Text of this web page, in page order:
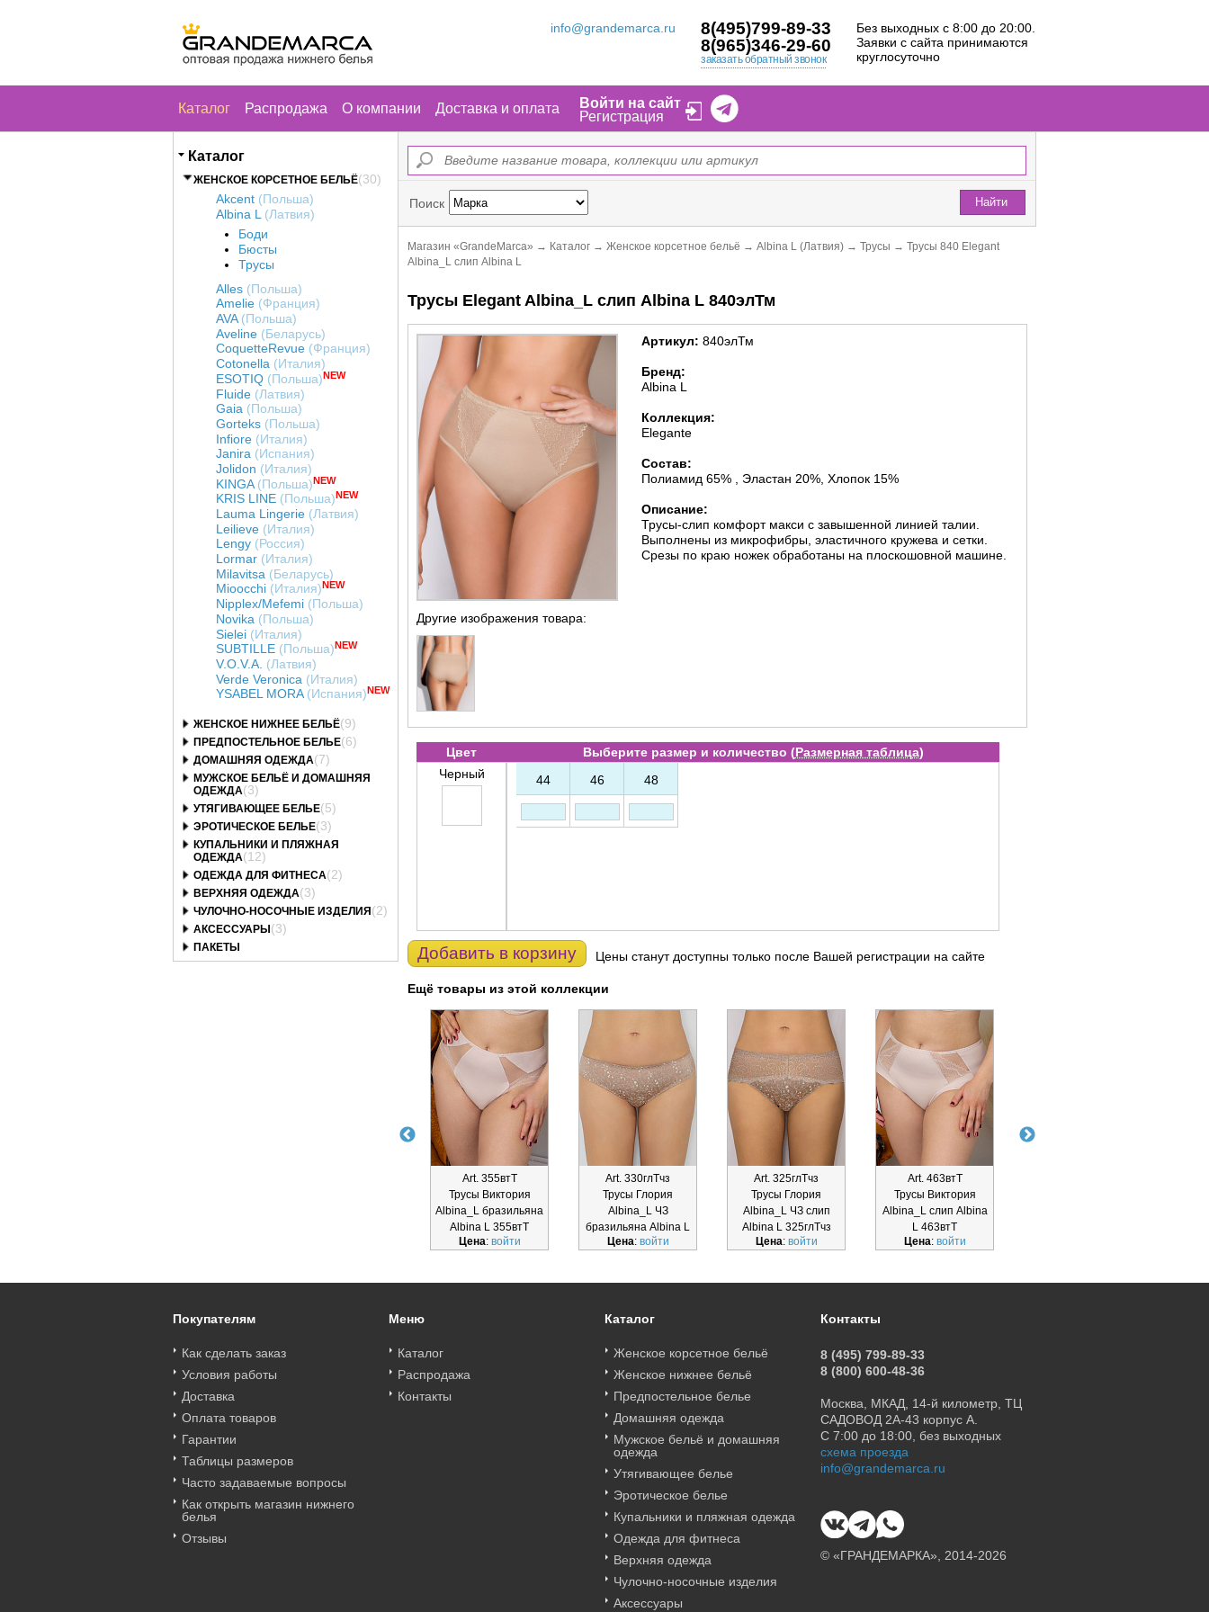
info@grandemarca.ru
8(495)799-89-33
8(965)346-29-60
заказать обратный звонок
Без выходных с 8:00 до 20:00.
Заявки с сайта принимаются
круглосуточно
Каталог Распродажа О компании Доставка и оплата
Войти на сайт
Регистрация
Каталог
ЖЕНСКОЕ КОРСЕТНОЕ БЕЛЬЁ(30)
Akcent (Польша)
Albina L (Латвия)
Боди
Бюсты
Трусы
Alles (Польша)
Amelie (Франция)
AVA (Польша)
Aveline (Беларусь)
CoquetteRevue (Франция)
Cotonella (Италия)
ESOTIQ (Польша)NEW
Fluide (Латвия)
Gaia (Польша)
Gorteks (Польша)
Infiore (Италия)
Janira (Испания)
Jolidon (Италия)
KINGA (Польша)NEW
KRIS LINE (Польша) NEW
Lauma Lingerie (Латвия)
Leilieve (Италия)
Lengy (Россия)
Lormar (Италия)
Milavitsa (Беларусь)
Mioocchi (Италия) NEW
Nipplex/Mefemi (Польша)
Novika (Польша)
Sielei (Италия)
SUBTILLE (Польша)NEW
V.O.V.A. (Латвия)
Verde Veronica (Италия)
YSABEL MORA(Испания) NEW
ЖЕНСКОЕ НИЖНЕЕ БЕЛЬЁ(9)
ПРЕДПОСТЕЛЬНОЕ БЕЛЬЕ(6)
ДОМАШНЯЯ ОДЕЖДА(7)
МУЖСКОЕ БЕЛЬЁ И ДОМАШНЯЯ
ОДЕЖДА(3)
УТЯГИВАЮЩЕЕ БЕЛЬЕ(5)
ЭРОТИЧЕСКОЕ БЕЛЬЕ(3)
КУПАЛЬНИКИ И ПЛЯЖНАЯ
ОДЕЖДА(12)
ОДЕЖДА ДЛЯ ФИТНЕСА(2)
ВЕРХНЯЯ ОДЕЖДА(3)
ЧУЛОЧНО-НОСОЧНЫЕ ИЗДЕЛИЯ (2)
АКСЕССУАРЫ (3)
ПАКЕТЫ
Поиск Найти
Магазин «GrandeMarca» → Каталог → Женское корсетное бельё → Albina L (Латвия) → Трусы → Трусы 840 Elegant
Albina_L слип Albina L
Трусы Elegant Albina_L слип Albina L 840элТм
Другие изображения товара:
Артикул: 840элТм
Бренд:
Albina L
Коллекция:
Elegante
Состав:
Полиамид 65% , Эластан 20%, Хлопок 15%
Описание:
Трусы-слип комфорт макси с завышенной линией талии.
Выполнены из микрофибры, эластичного кружева и сетки.
Срезы по краю ножек обработаны на плоскошовной машине.
Цвет Выберите размер и количество (Размерная таблица)
Черный
44 46 48
Добавить в корзину Цены станут доступны только после Вашей регистрации на сайте
Ещё товары из этой коллекции
Art. 355втТ
Трусы Виктория
Albina_L бразильяна
Albina L 355втТ
Цена: войти
Art. 330глТчз
Трусы Глория
Albina_L ЧЗ
бразильяна Albina L
330глТчз
Цена: войти
Art. 325глТчз
Трусы Глория
Albina_L ЧЗ слип
Albina L 325глТчз
Цена: войти
Art. 463втТ
Трусы Виктория
Albina_L слип Albina
L 463втТ
Цена: войти
Покупателям
Как сделать заказ
Условия работы
Доставка
Оплата товаров
Гарантии
Таблицы размеров
Часто задаваемые вопросы
Как открыть магазин нижнего
белья
Отзывы
Меню
Каталог
Распродажа
Контакты
Каталог
Женское корсетное бельё
Женское нижнее бельё
Предпостельное белье
Домашняя одежда
Мужское бельё и домашняя
одежда
Утягивающее белье
Эротическое белье
Купальники и пляжная одежда
Одежда для фитнеса
Верхняя одежда
Чулочно-носочные изделия
Аксессуары
Контакты
8 (495) 799-89-33
8 (800) 600-48-36
Москва, МКАД, 14-й километр, ТЦ
САДОВОД 2А-43 корпус А.
С 7:00 до 18:00, без выходных
схема проезда
info@grandemarca.ru
© «ГРАНДЕМАРКА», 2014-2026